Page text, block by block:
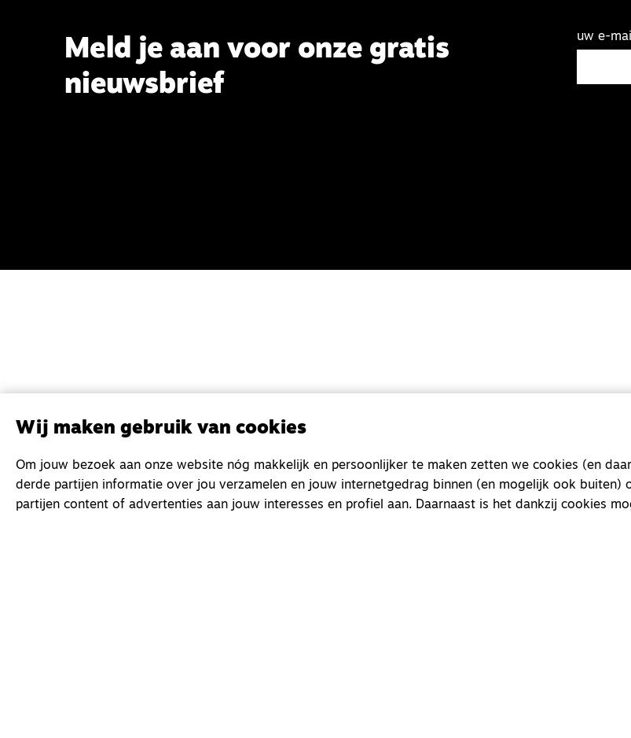
Meld je aan voor onze gratis
nieuwsbrief
uw e-
Magazine
Onderweg is
onderweg, in
Wij maken gebruik van cookies
Om jouw bezoek aan onze website nóg makkelijk en persoonlijker te maken zetten we cookies (en
derde partijen informatie over jou verzamelen en jouw internetgedrag binnen (en mogelijk ook
partijen content of advertenties aan jouw interesses en profiel aan. Daarnaast is het dankzij cookies